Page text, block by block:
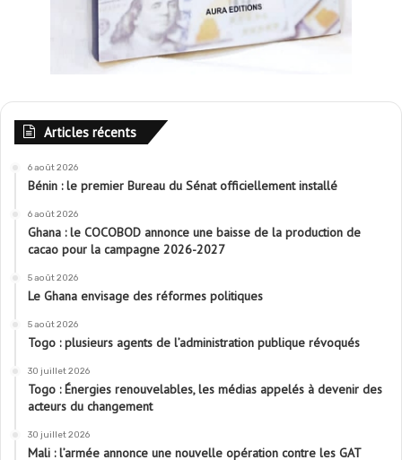
Articles récents
6 août 2026
Bénin : le premier Bureau du Sénat officiellement installé
6 août 2026
Ghana : le COCOBOD annonce une baisse de la production de
cacao pour la campagne 2026-2027
5 août 2026
Le Ghana envisage des réformes politiques
5 août 2026
Togo : plusieurs agents de l’administration publique révoqués
30 juillet 2026
Togo : Énergies renouvelables, les médias appelés à devenir des
acteurs du changement
30 juillet 2026
Mali : l’armée annonce une nouvelle opération contre les GAT